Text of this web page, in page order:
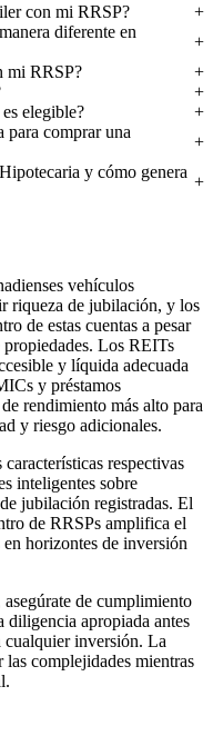
con mi RRSP?
diferente en
mi RRSP?
elegible?
para comprar una
y cómo genera
vehículos
riqueza de jubilación, y los
de estas cuentas a pesar
Los REITs
y líquida adecuada
y préstamos
rendimiento más alto para
y riesgo adicionales.
respectivas
inteligentes sobre
jubilación registradas. El
de RRSPs amplifica el
horizontes de inversión
asegúrate de cumplimiento
diligencia apropiada antes
cualquier inversión. La
complejidades mientras